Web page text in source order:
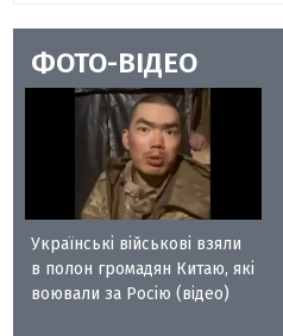
ФОТО-ВІДЕО
Українські військові взяли
в полон громадян Китаю, які
воювали за Росію (відео)